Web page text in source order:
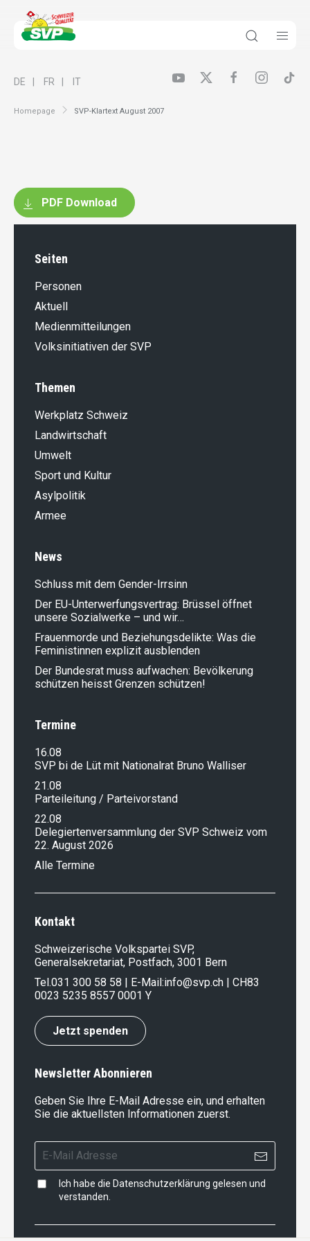
Homepage SVP-Klartext August 2007
DE FR IT
PDF Download
Seiten
Personen
Aktuell
Medienmitteilungen
Volksinitiativen der SVP
Themen
Werkplatz Schweiz
Landwirt­schaft
Umwelt
Sport und Kultur
Asylpolitik
Armee
News
Schluss mit dem Gender-Irrsinn
Der EU-Unterwerfungsvertrag: Brüssel öffnet
unsere Sozialwerke – und wir…
Frauenmorde und Beziehungsdelikte: Was die
Feministinnen explizit ausblenden
Der Bundesrat muss aufwachen: Bevölkerung
schützen heisst Grenzen schützen!
Termine
16.08
SVP bi de Lüt mit Nationalrat Bruno Walliser
21.08
Parteileitung / Parteivorstand
22.08
Delegiertenversammlung der SVP Schweiz vom
22. August 2026
Alle Termine
Kontakt
Schweizerische Volkspartei SVP,
Generalsekretariat, Postfach, 3001 Bern
Tel.031 300 58 58 | E-Mail:info@svp.ch | CH83
0023 5235 8557 0001 Y
Jetzt spenden
Newsletter Abonnieren
Geben Sie Ihre E-Mail Adresse ein, und erhalten
Sie die aktuellsten Informationen zuerst.
Ich habe die Datenschutzerklärung gelesen und
verstanden.